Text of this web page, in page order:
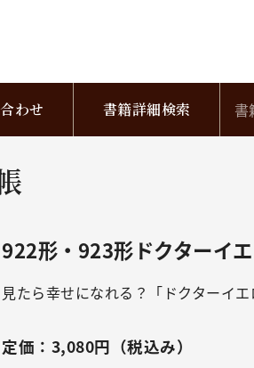
わせ 書籍詳細検索
922形・923形ドクターイ
見たら幸せになれる？「ドクターイ
定価：3,080円（税込み）